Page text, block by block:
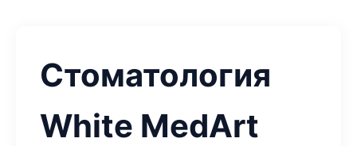
Стоматология
White MedArt